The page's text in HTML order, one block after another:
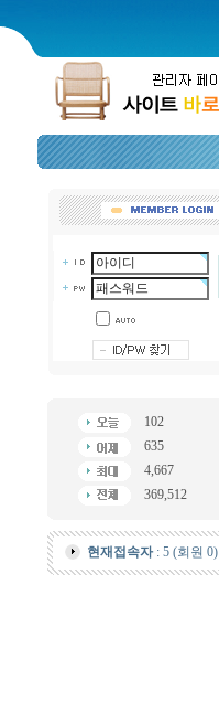
102
635
4,667
369,512
현재접속자: 5 (회원 0)